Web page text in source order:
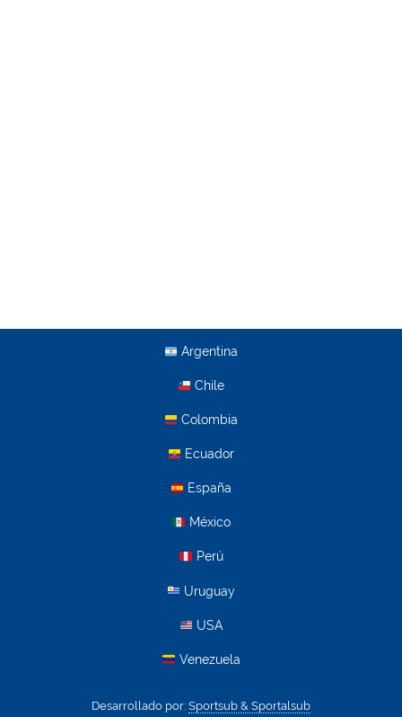
Argentina
Chile
Colombia
Ecuador
España
México
Perú
Uruguay
USA
Venezuela
Desarrollado por: Sportsub & Sportalsub